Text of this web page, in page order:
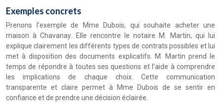
Exemples concrets
Prenons l’exemple de Mme Dubois, qui souhaite acheter une
maison à Chavanay. Elle rencontre le notaire M. Martin, qui lui
explique clairement les différents types de contrats possibles et lui
met à disposition des documents explicatifs. M. Martin prend le
temps de répondre à toutes ses questions et l’aide à comprendre
les implications de chaque choix. Cette communication
transparente et claire permet à Mme Dubois de se sentir en
confiance et de prendre une décision éclairée.